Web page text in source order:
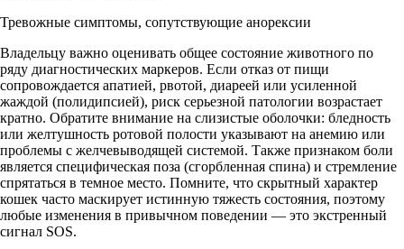
Тревожные симптомы, сопутствующие анорексии
Владельцу важно оценивать общее состояние животного по
ряду диагностических маркеров. Если отказ от пищи
сопровождается апатией, рвотой, диареей или усиленной
жаждой (полидипсией), риск серьезной патологии возрастает
кратно. Обратите внимание на слизистые оболочки: бледность
или желтушность ротовой полости указывают на анемию или
проблемы с желчевыводящей системой. Также признаком боли
является специфическая поза (сгорбленная спина) и стремление
спрятаться в темное место. Помните, что скрытный характер
кошек часто маскирует истинную тяжесть состояния, поэтому
любые изменения в привычном поведении — это экстренный
сигнал SOS.